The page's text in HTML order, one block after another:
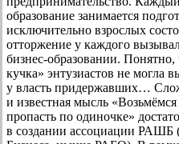
образование занимается
исключительно взрослых
отторжение у каждого
бизнес-образовании. Понятно,
кучка» энтузиастов не могла
у власть придержавших…
и известная мысль «Возьмёмся
пропасть по одиночке»
в создании ассоциации РАШБ